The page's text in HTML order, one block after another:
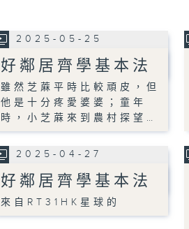
2025-05-25
好鄰居齊學基本法
雖然芝蔴平時比較頑皮，但
他是十分疼愛婆婆；童年
時，小芝蔴來到農村探望…
2025-04-27
好鄰居齊學基本法
來自RT31HK星球的